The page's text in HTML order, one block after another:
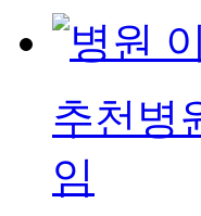
추천병
임